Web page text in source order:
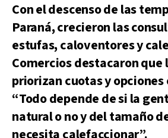
Con el descenso de las
Paraná, crecieron las
estufas, caloventores y
Comercios destacaron que
priorizan cuotas y
“Todo depende de si la
natural o no y del tamaño
necesita calefaccionar”.